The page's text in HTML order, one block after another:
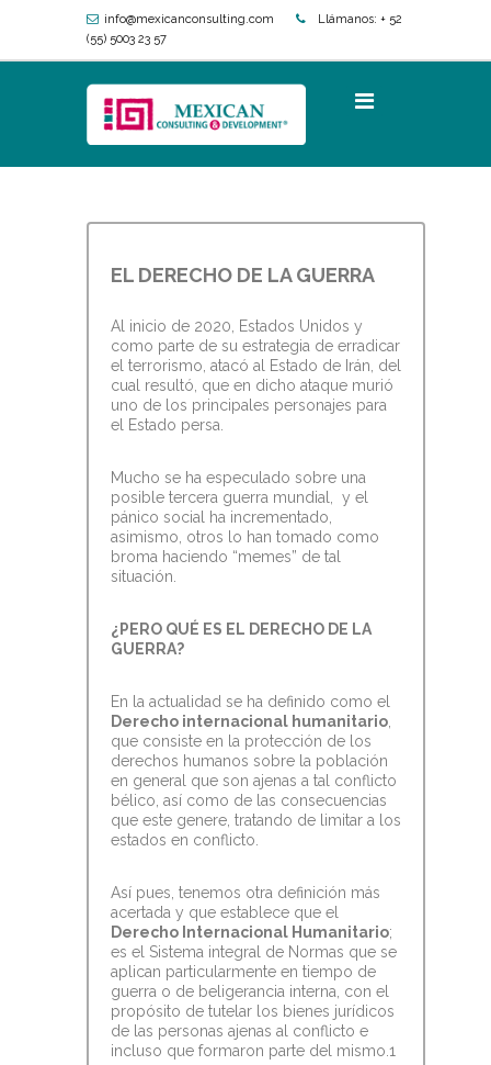
info@mexicanconsulting.com Llámanos: + 52
(55) 5003 23 57
EL DERECHO DE LA GUERRA
Al inicio de 2020, Estados Unidos y
como parte de su estrategia de erradicar
el terrorismo, atacó al Estado de Irán, del
cual resultó, que en dicho ataque murió
uno de los principales personajes para
el Estado persa.
Mucho se ha especulado sobre una
posible tercera guerra mundial, y el
pánico social ha incrementado,
asimismo, otros lo han tomado como
broma haciendo “memes” de tal
situación.
¿PERO QUÉ ES EL DERECHO DE LA
GUERRA?
En la actualidad se ha definido como el
Derecho internacional humanitario
que consiste en la protección de los
derechos humanos sobre la población
en general que son ajenas a tal conflicto
bélico, así como de las consecuencias
que este genere, tratando de limitar a los
estados en conflicto.
Así pues, tenemos otra definición más
acertada y que establece que el
Derecho Internacional Humanitario;
es el Sistema integral de Normas que se
aplican particularmente en tiempo de
guerra o de beligerancia interna, con el
propósito de tutelar los bienes jurídicos
de las personas ajenas al conflicto e
incluso que formaron parte del mismo.1